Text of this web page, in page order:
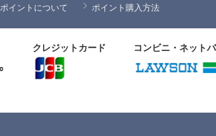
ポイントについて ポイント購入方法
クレジットカード コンビニ・ネット